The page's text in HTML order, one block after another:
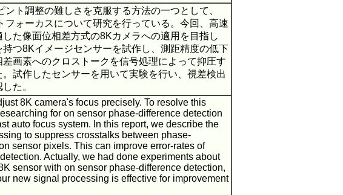
ント調整の難しさを克服する方法の一つとして、
フォーカスについて研究を行っている。今回、高速
た像面位相差方式の8Kカメラへの適用を目指し
つ8Kイメージセンサーを試作し、測距精度の低下
画素へのクロストークを信号処理によって抑圧す
。試作したセンサーを用いて実験を行い、視差検出
た。
8K camera's focus precisely. To resolve this
for on sensor phase-difference detection
auto focus system. In this report, we describe the
to suppress crosstalks between phase-
sensor pixels. This can improve error-rates of
Actually, we had done experiments about
sensor with on sensor phase-difference detection,
new signal processing is effective for improvement